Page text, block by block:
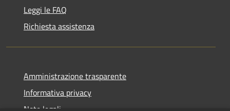
Leggi le FAQ
Richiesta assistenza
Amministrazione trasparente
Informativa privacy